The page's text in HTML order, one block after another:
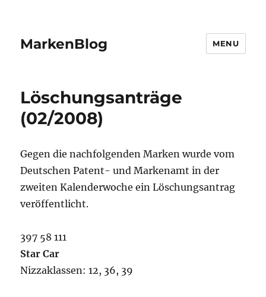
MarkenBlog MENU
Löschungsanträge
(02/2008)
Gegen die nachfolgenden Marken wurde vom
Deutschen Patent- und Markenamt in der
zweiten Kalenderwoche ein Löschungsantrag
veröffentlicht.
397 58 111
Star Car
Nizzaklassen: 12, 36, 39